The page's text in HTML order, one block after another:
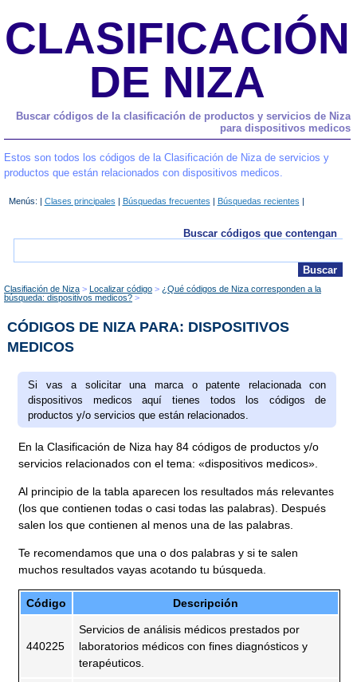
CLASIFICACIÓN
DE NIZA
Buscar códigos de la clasificación de productos y servicios de Niza
para dispositivos medicos
Estos son todos los códigos de la Clasificación de Niza de servicios y
productos que están relacionados con dispositivos medicos.
Menús: | Clases principales | Búsquedas frecuentes | Búsquedas recientes |
Buscar códigos que contengan
Clasifiación de Niza Localizar código
¿Qué códigos de Niza corresponden a la
búsqueda: dispositivos medicos?
CÓDIGOS DE NIZA PARA: DISPOSITIVOS
MEDICOS
Si vas a solicitar una marca o patente relacionada con
dispositivos medicos aquí tienes todos los códigos de
productos y/o servicios que están relacionados.
En la Clasificación de Niza hay 84 códigos de productos y/o
servicios relacionados con el tema: «dispositivos medicos».
Al principio de la tabla aparecen los resultados más relevantes
(los que contienen todas o casi todas las palabras). Después
salen los que contienen al menos una de las palabras.
Te recomendamos que una o dos palabras y si te salen
muchos resultados vayas acotando tu búsqueda.
Código Descripción
440225
Servicios de análisis médicos prestados por
laboratorios médicos con fines diagnósticos y
terapéuticos.